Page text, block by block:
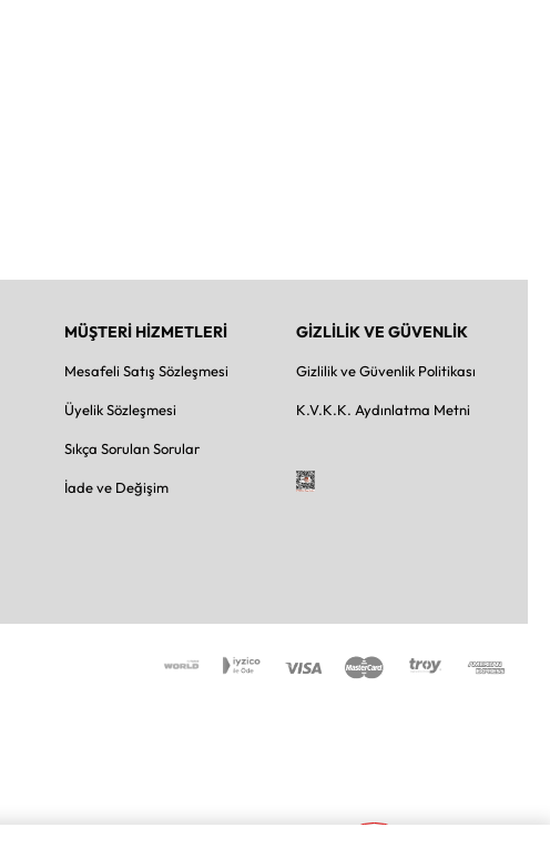
MÜŞTERİ HİZMETLERİ
Mesafeli Satış Sözleşmesi
Üyelik Sözleşmesi
Sıkça Sorulan Sorular
İade ve Değişim
GİZLİLİK VE GÜVENLİK
Gizlilik ve Güvenlik Politikası
K.V.K.K. Aydınlatma Metni